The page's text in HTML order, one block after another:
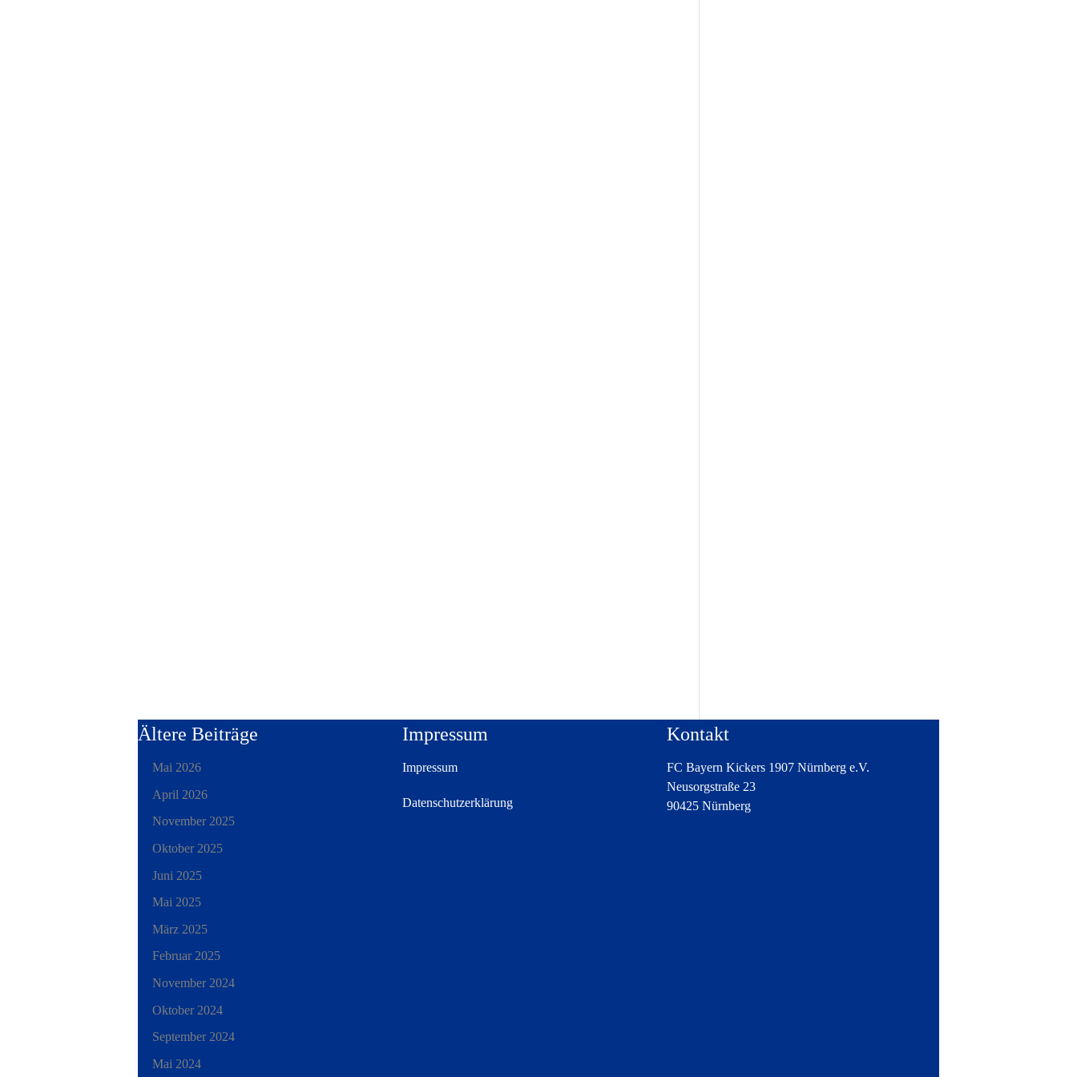
Ältere Beiträge
Mai 2026
April 2026
November 2025
Oktober 2025
Juni 2025
Mai 2025
März 2025
Februar 2025
November 2024
Oktober 2024
September 2024
Mai 2024
Impressum
Impressum
Datenschutzerklärung
Kontakt
FC Bayern Kickers 1907 Nürnberg e.V.
Neusorgstraße 23
90425 Nürnberg